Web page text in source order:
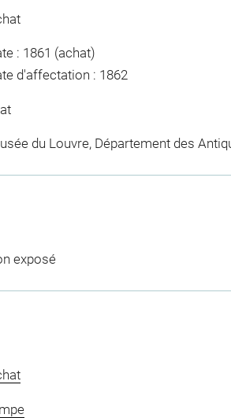
: 1861 (achat)
d'affectation : 1862
du Louvre, Département des
exposé